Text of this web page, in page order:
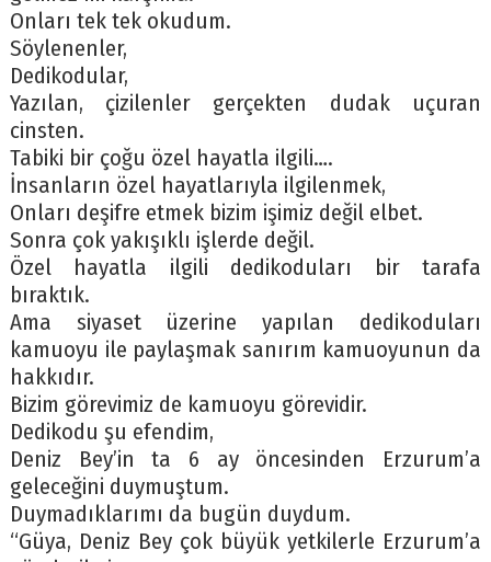
Onları tek tek okudum.
Söylenenler,
Dedikodular,
Yazılan, çizilenler gerçekten dudak uçuran
cinsten.
Tabiki bir çoğu özel hayatla ilgili….
İnsanların özel hayatlarıyla ilgilenmek,
Onları deşifre etmek bizim işimiz değil elbet.
Sonra çok yakışıklı işlerde değil.
Özel hayatla ilgili dedikoduları bir tarafa
bıraktık.
Ama siyaset üzerine yapılan dedikoduları
kamuoyu ile paylaşmak sanırım kamuoyunun da
hakkıdır.
Bizim görevimiz de kamuoyu görevidir.
Dedikodu şu efendim,
Deniz Bey’in ta 6 ay öncesinden Erzurum’a
geleceğini duymuştum.
Duymadıklarımı da bugün duydum.
“Güya, Deniz Bey çok büyük yetkilerle Erzurum’a